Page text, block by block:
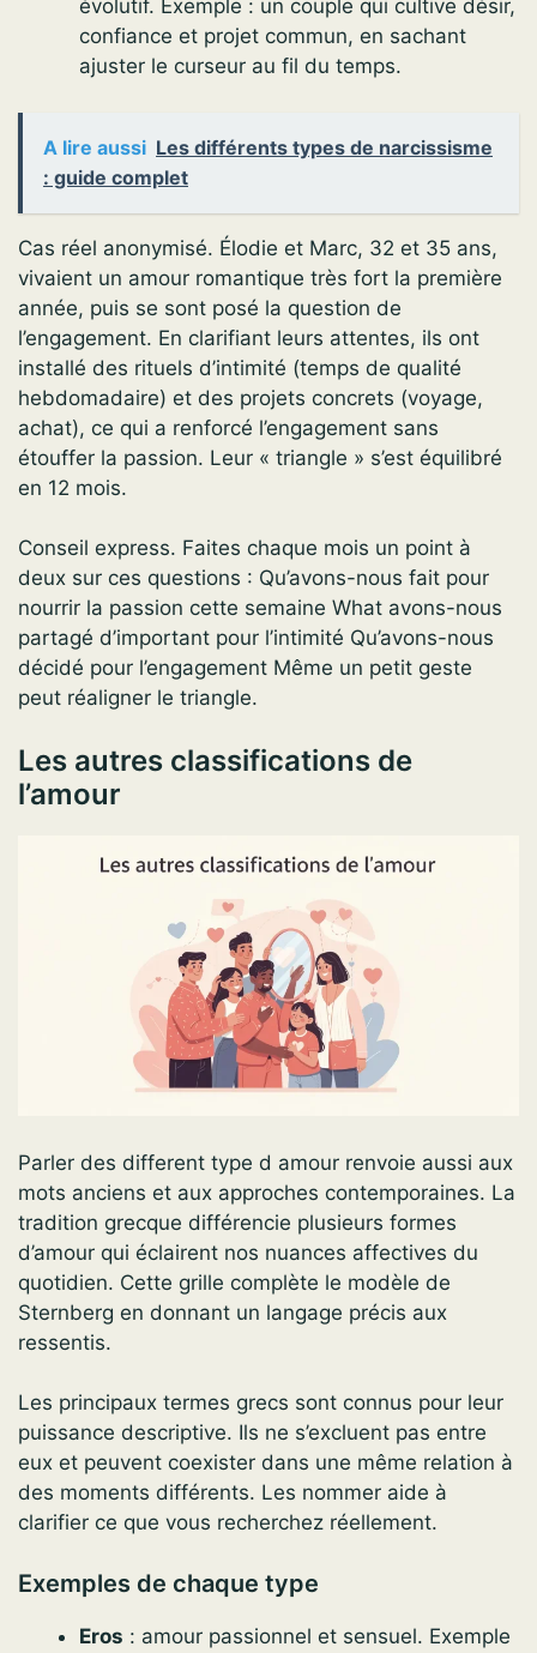
évolutif. Exemple : un couple qui cultive désir,
confiance et projet commun, en sachant
ajuster le curseur au fil du temps.
A lire aussi Les différents types de narcissisme
: guide complet
Cas réel anonymisé. Élodie et Marc, 32 et 35 ans,
vivaient un amour romantique très fort la première
année, puis se sont posé la question de
l’engagement. En clarifiant leurs attentes, ils ont
installé des rituels d’intimité (temps de qualité
hebdomadaire) et des projets concrets (voyage,
achat), ce qui a renforcé l’engagement sans
étouffer la passion. Leur « triangle » s’est équilibré
en 12 mois.
Conseil express. Faites chaque mois un point à
deux sur ces questions : Qu’avons-nous fait pour
nourrir la passion cette semaine What avons-nous
partagé d’important pour l’intimité Qu’avons-nous
décidé pour l’engagement Même un petit geste
peut réaligner le triangle.
Les autres classifications de
l’amour
Parler des different type d amour renvoie aussi aux
mots anciens et aux approches contemporaines. La
tradition grecque différencie plusieurs formes
d’amour qui éclairent nos nuances affectives du
quotidien. Cette grille complète le modèle de
Sternberg en donnant un langage précis aux
ressentis.
Les principaux termes grecs sont connus pour leur
puissance descriptive. Ils ne s’excluent pas entre
eux et peuvent coexister dans une même relation à
des moments différents. Les nommer aide à
clarifier ce que vous recherchez réellement.
Exemples de chaque type
Eros : amour passionnel et sensuel. Exemple